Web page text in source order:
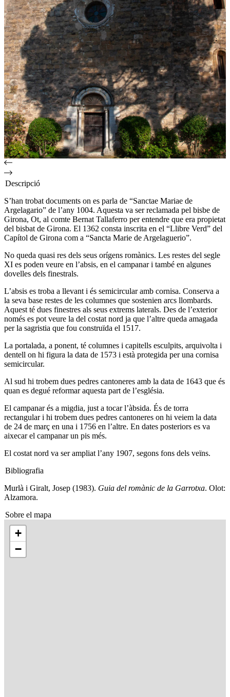
Descripció
S’han trobat documents on es parla de “Sanctae Mariae de
Argelagario” de l’any 1004. Aquesta va ser reclamada pel bisbe de
Girona, Ot, al comte Bernat Tallaferro per entendre que era propietat
del bisbat de Girona. El 1362 consta inscrita en el “Llibre Verd” del
Capítol de Girona com a “Sancta Marie de Argelaguerio”.
No queda quasi res dels seus orígens romànics. Les restes del segle
XI es poden veure en l’absis, en el campanar i també en algunes
dovelles dels finestrals.
L’absis es troba a llevant i és semicircular amb cornisa. Conserva a
la seva base restes de les columnes que sostenien arcs llombards.
Aquest té dues finestres als seus extrems laterals. Des de l’exterior
només es pot veure la del costat nord ja que l’altre queda amagada
per la sagristia que fou construïda el 1517.
La portalada, a ponent, té columnes i capitells esculpits, arquivolta i
dentell on hi figura la data de 1573 i està protegida per una cornisa
semicircular.
Al sud hi trobem dues pedres cantoneres amb la data de 1643 que és
quan es degué reformar aquesta part de l’església.
El campanar és a migdia, just a tocar l’àbsida. És de torra
rectangular i hi trobem dues pedres cantoneres on hi veiem la data
de 24 de març en una i 1756 en l’altre. En dates posteriors es va
aixecar el campanar un pis més.
El costat nord va ser ampliat l’any 1907, segons fons dels veïns.
Bibliografia
Murlà i Giralt, Josep (1983). Guia del romànic de la Garrotxa. Olot:
Alzamora.
Sobre el mapa
+
−